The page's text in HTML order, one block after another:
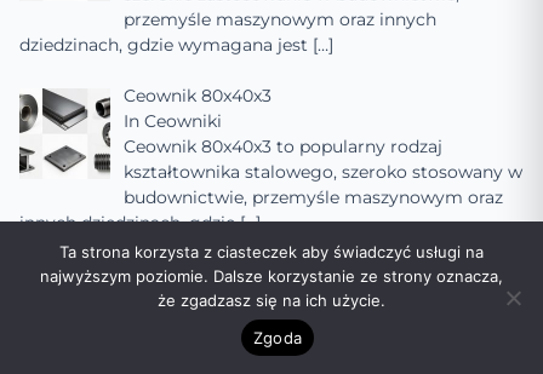
przemyśle maszynowym oraz innych
dziedzinach, gdzie wymagana jest […]
Ceownik 80x40x3
In Ceowniki
Ceownik 80x40x3 to popularny rodzaj
kształtownika stalowego, szeroko stosowany w
budownictwie, przemyśle maszynowym oraz
innych dziedzinach, gdzie[…]
Ceownik 80x40x2
Ceowniki
Ceownik 80x40x2 to popularny rodzaj
kształtownika stalowego, szeroko
Ta strona korzysta z ciasteczek aby świadczyć usługi na
najwyższym poziomie. Dalsze korzystanie ze strony oznacza,
że zgadzasz się na ich użycie.
Zgoda